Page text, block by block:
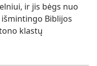
ir jis bėgs nuo
išmintingo Biblijos
klastų